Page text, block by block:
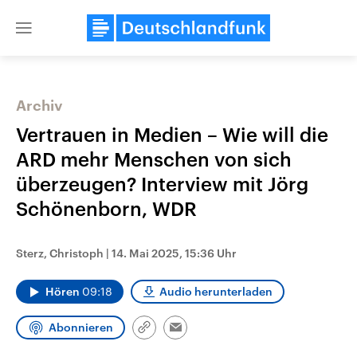
Close
Landtagswahl Sachsen-Anhalt
2026
Alle Informationen
Sachsen-Anhalt wählt am 6.
September 2026 einen neuen
Landtag. Seit 2021 wird das
USA
Aktuelle Beiträge,
Hintergründe
Archiv
Vertrauen in Medien – Wie will die
ARD mehr Menschen von sich
überzeugen? Interview mit Jörg
Schönenborn, WDR
Sterz, Christoph | 14. Mai 2025, 15:36 Uhr
Hören 09:18 Audio herunterladen
Abonnieren
Link
Email